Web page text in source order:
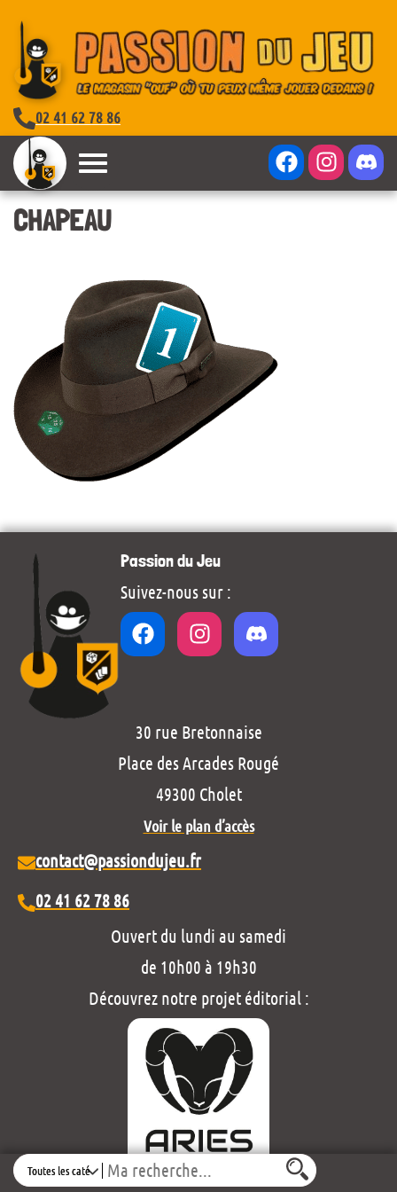
02 41 62 78 86
Search
CHAPEAU
Passion du Jeu
Suivez-nous sur :
30 rue Bretonnaise
Place des Arcades Rougé
49300 Cholet
Voir le plan d’accès
contact@passiondujeu.fr
02 41 62 78 86
Ouvert du lundi au samedi
de 10h00 à 19h30
Découvrez notre projet éditorial :
Mentions légales et politique de confidentialité